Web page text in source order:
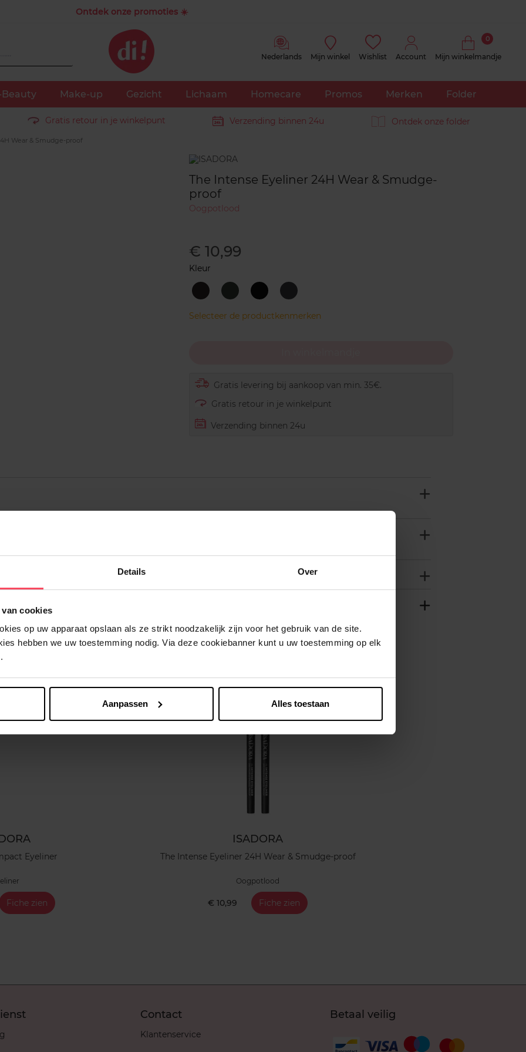
Details Over
cookies
op uw apparaat opslaan als ze strikt noodzakelijk zijn voor het gebruik van de site.
hebben we uw toestemming nodig. Via deze cookiebanner kunt u uw toestemming op elk
Aanpassen Alles toestaan
Ontdek onze promoties ☀️
Nederlands Mijn winkel Wishlist Account Mijn winkelmandje
0
Beauty Make-up Gezicht Lichaam Homecare Promos Merken Folder
Gratis retour in je winkelpunt Verzending binnen 24u Ontdek onze folder
Wear & Smudge-proof
Merk
The Intense Eyeliner 24H Wear & Smudge-
proof
Oogpotlood
€ 10,99
Kleur
Black
Brown
Dark
Green
Intense
Black
Steel
Gray
Selecteer de productkenmerken
Gratis levering bij aankoop van min. 35€.
Gratis retour in je winkelpunt
Verzending binnen 24u
Nog iets vergeten ?
Eyeliner
Fiche zien
ISADORA
The Intense Eyeliner 24H Wear & Smudge-proof
Oogpotlood
€ 10,99 Fiche zien
Contact
Klantenservice
Betaal veilig